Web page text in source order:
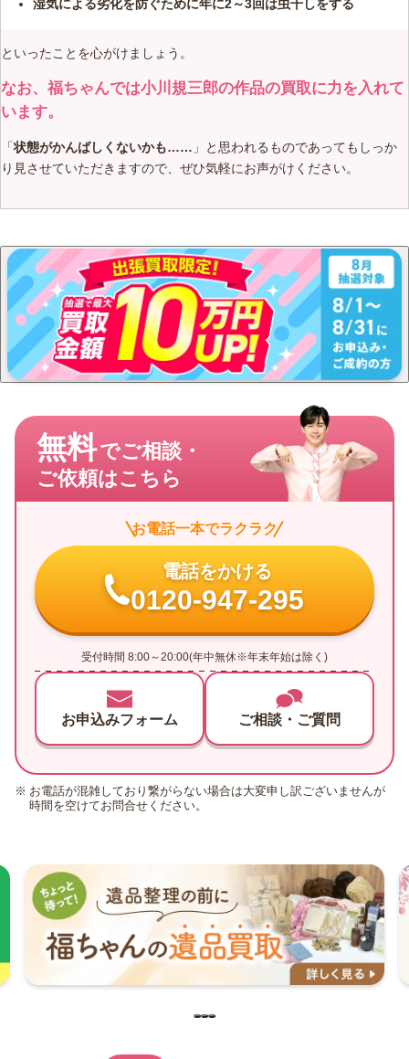
湿気による劣化を防ぐために年に2～3回は虫干しをする
といったことを心がけましょう。
なお、福ちゃんでは小川規三郎の作品の買取に力を入れて
います。
「状態がかんばしくないかも…… 」と思われるものであってもしっか
り見させていただきますので、ぜひ気軽にお声がけください。
無料でご相談・
ご依頼はこちら
お電話一本でラクラク
電話をかける
0120-947-295
受付時間 8:00～20:00(年中無休※年末年始は除く)
お申込みフォーム ご相談・ご質問
お電話が混雑しており繋がらない場合は大変申し訳ございませんが
時間を空けてお問合せください。